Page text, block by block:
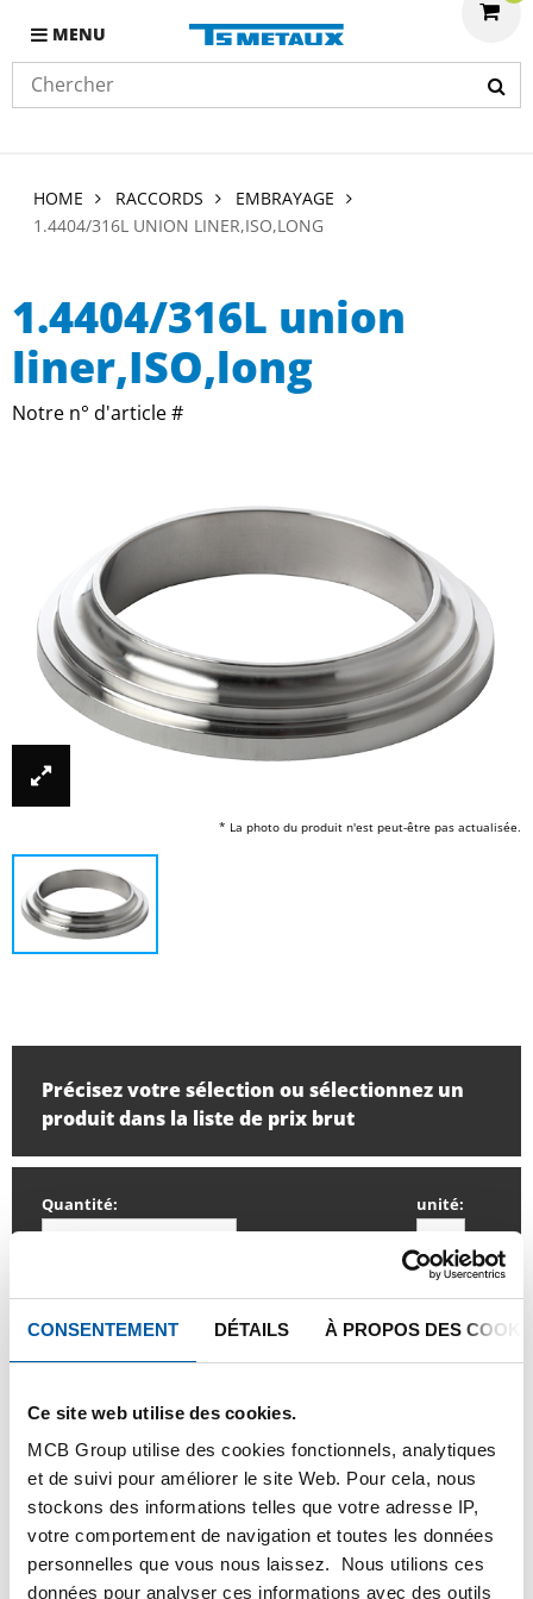
CONSENTEMENT DÉTAILS À PROPOS DES
Ce site web utilise des cookies.
MCB Group utilise des cookies fonctionnels, analytiques
et de suivi pour améliorer le site Web. Pour cela, nous
stockons des informations telles que votre adresse IP,
votre comportement de navigation et toutes les données
personnelles que vous nous laissez. Nous utilions ces
données pour analyser ces informations avec des outils
MENU
HOME RACCORDS
EMBRAYAGE
1.4404/316L UNION LINER,ISO,LONG
1.4404/316L union
liner,ISO,long
Notre n° d'article #
* La photo du produit n'est peut-être pas actualisée.
Précisez votre sélection ou sélectionnez un
produit dans la liste de prix brut
Quantité: unité:
SE CONNECTER
Veuillez vous connecter afin de pouvoir passer
commande
Commandez avec vos propres numéros d’articles
Calculez avec les prix actuels de TS Métaux